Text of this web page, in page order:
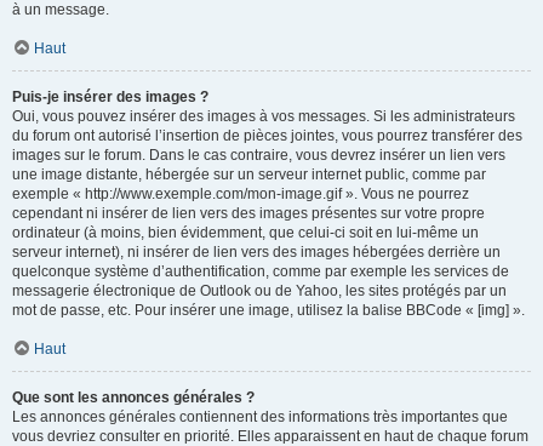
à un message.
Haut
Puis-je insérer des images ?
Oui, vous pouvez insérer des images à vos messages. Si les administrateurs
du forum ont autorisé l’insertion de pièces jointes, vous pourrez transférer des
images sur le forum. Dans le cas contraire, vous devrez insérer un lien vers
une image distante, hébergée sur un serveur internet public, comme par
exemple « http://www.exemple.com/mon-image.gif ». Vous ne pourrez
cependant ni insérer de lien vers des images présentes sur votre propre
ordinateur (à moins, bien évidemment, que celui-ci soit en lui-même un
serveur internet), ni insérer de lien vers des images hébergées derrière un
quelconque système d’authentification, comme par exemple les services de
messagerie électronique de Outlook ou de Yahoo, les sites protégés par un
mot de passe, etc. Pour insérer une image, utilisez la balise BBCode « [img] ».
Haut
Que sont les annonces générales ?
Les annonces générales contiennent des informations très importantes que
vous devriez consulter en priorité. Elles apparaissent en haut de chaque forum